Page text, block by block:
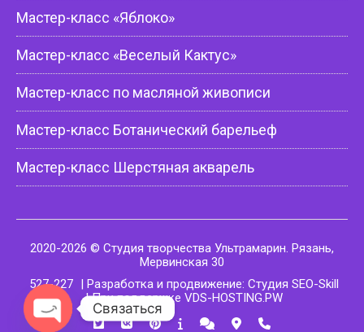
Мастер-класс «Яблоко»
Мастер-класс «Веселый Кактус»
Мастер-класс по масляной живописи
Мастер-класс Ботанический барельеф
Мастер-класс Шерстяная акварель
2020-2026 © Студия творчества Ультрамарин. Рязань,
Мервинская 30
527-227 | Разработка и продвижение: Студия SEO-Skill
| При поддержке VDS-HOSTING.PW
Связаться